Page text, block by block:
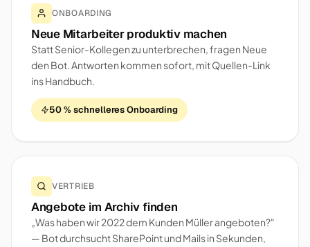
ONBOARDING
Neue Mitarbeiter produktiv machen
Statt Senior-Kollegen zu unterbrechen, fragen Neue
den Bot. Antworten kommen sofort, mit Quellen-Link
ins Handbuch.
50 % schnelleres Onboarding
VERTRIEB
Angebote im Archiv finden
„Was haben wir 2022 dem Kunden Müller angeboten?"
— Bot durchsucht SharePoint und Mails in Sekunden,